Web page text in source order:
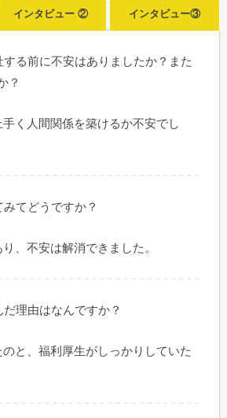
する前に不安はありましたか？また
？
く人間関係を築けるか不安でし
てどうですか？
、不安は解消できました。
だ理由はなんですか？
と、福利厚生がしっかりしていた
インタビュー ② インタビュー③